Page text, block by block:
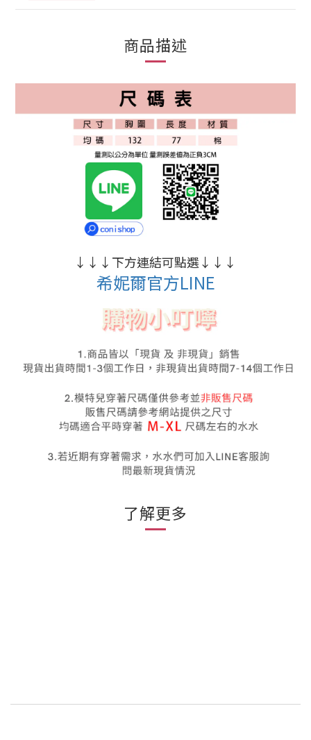
商品描述
↓ ↓ ↓ 下方連結可點選↓ ↓ ↓
希妮爾官方LINE
了解更多